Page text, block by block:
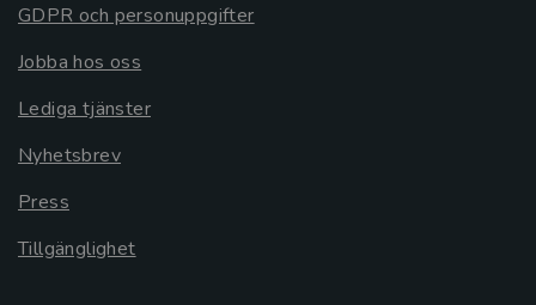
GDPR och personuppgifter
Jobba hos oss
Lediga tjänster
Nyhetsbrev
Press
Tillgänglighet